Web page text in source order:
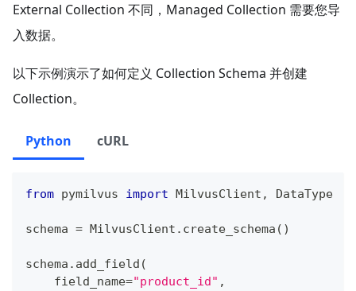
External Collection 不同，Managed Collection 需要您导
入数据。
以下示例演示了如何定义 Collection Schema 并创建
Collection。
Python cURL
from pymilvus import MilvusClient , DataType
schema = MilvusClient . create_schema ( )
schema . add_field (
    field_name
="product_id" ,